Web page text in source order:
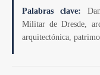
Palabras clave:
Militar de Dresde,
arquitectónica,